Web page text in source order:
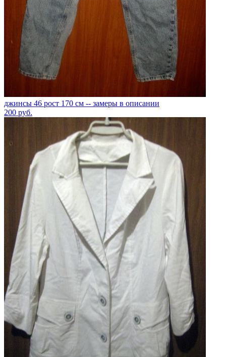
джинсы 46 рост 170 см -- замеры в описании
200 руб.